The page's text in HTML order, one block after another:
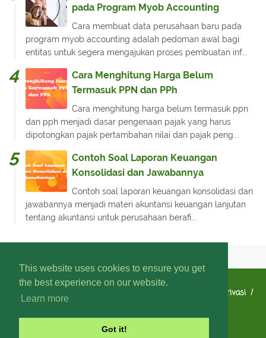
This website uses cookies to ensure you get
the best experience on our website.
Learn more
Got it!
pada Program Myob Accounting
Cara membuat data perusahaan baru pada
program myob accounting adalah pedoman awal bagi
entitas untuk segera mengajukan proses pembuatan inf...
Cara Menghitung Harga Belum
Termasuk PPN dan PPh
Cara menghitung harga belum termasuk ppn
dan pph menjadi dasar pengenaan pajak yang harus
dipotongkan pajak pertambahan nilai dan pajak peng...
Contoh Soal Laporan Keuangan
Konsolidasi dan Jawabannya
Contoh soal laporan keuangan konsolidasi dan
jawabannya menjadi materi akuntansi keuangan lanjutan
tentang akuntansi untuk perusahaan berafi...
FaQ
Kebijakan Privasi